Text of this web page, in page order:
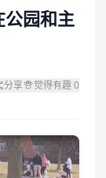
公园和主
分享 觉得有趣 0